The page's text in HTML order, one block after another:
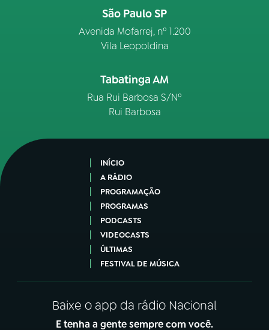
São Paulo SP
Avenida Mofarrej, nº 1.200
Vila Leopoldina
Tabatinga AM
Rua Rui Barbosa S/Nº
Rui Barbosa
INÍCIO
A RÁDIO
PROGRAMAÇÃO
PROGRAMAS
PODCASTS
VIDEOCASTS
ÚLTIMAS
FESTIVAL DE MÚSICA
Baixe o app da rádio Nacional
E tenha a gente sempre com você.